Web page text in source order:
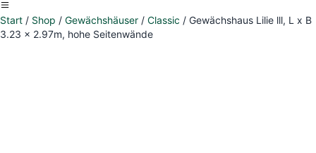
Start / Shop / Gewächshäuser / Classic / Gewächshaus Lilie lll, L x B
3.23 x 2.97m, hohe Seitenwände